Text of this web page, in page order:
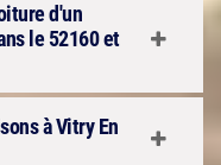
d'un
le 52160 et
à Vitry En